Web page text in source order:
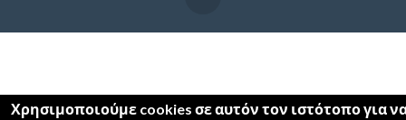
Χρησιμοποιούμε cookies σε αυτόν τον ιστότοπο για